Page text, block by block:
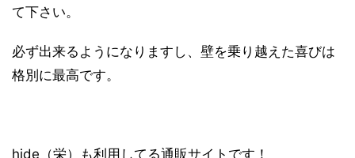
て下さい。
必ず出来るようになりますし、壁を乗り越えた喜びは
格別に最高です。
hide（栄）も利用してる通販サイトです！